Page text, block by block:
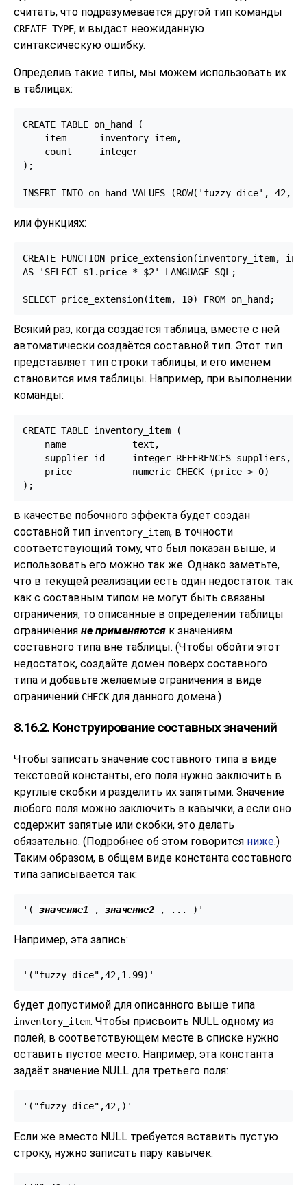
считать, что подразумевается другой тип команды
CREATE TYPE, и выдаст неожиданную
синтаксическую ошибку.
Определив такие типы, мы можем использовать их
в таблицах:
CREATE TABLE on_hand (
    item      inventory_item,
    count     integer
);
INSERT INTO on_hand VALUES (ROW('fuzzy dice', 42,
или функциях:
CREATE FUNCTION price_extension(inventory_item,
AS 'SELECT $1.price * $2' LANGUAGE SQL;
SELECT price_extension(item, 10) FROM on_hand;
Всякий раз, когда создаётся таблица, вместе с ней
автоматически создаётся составной тип. Этот тип
представляет тип строки таблицы, и его именем
становится имя таблицы. Например, при выполнении
команды:
CREATE TABLE inventory_item (
    name            text,
    supplier_id     integer REFERENCES suppliers,
    price           numeric CHECK (price > 0)
);
в качестве побочного эффекта будет создан
составной тип inventory_item, в точности
соответствующий тому, что был показан выше, и
использовать его можно так же. Однако заметьте,
что в текущей реализации есть один недостаток: так
как с составным типом не могут быть связаны
ограничения, то описанные в определении таблицы
ограничения не применяются к значениям
составного типа вне таблицы. (Чтобы обойти этот
недостаток, создайте домен поверх составного
типа и добавьте желаемые ограничения в виде
ограничений CHECKдля данного домена.)
8.16.2. Конструирование составных значений
Чтобы записать значение составного типа в виде
текстовой константы, его поля нужно заключить в
круглые скобки и разделить их запятыми. Значение
любого поля можно заключить в кавычки, а если оно
содержит запятые или скобки, это делать
обязательно. (Подробнее об этом говорится ниже.)
Таким образом, в общем виде константа составного
типа записывается так:
'( значение1 , значение2
Например, эта запись:
'("fuzzy dice",42,1.99)'
будет допустимой для описанного выше типа
inventory_item. Чтобы присвоить NULL одному из
полей, в соответствующем месте в списке нужно
оставить пустое место. Например, эта константа
задаёт значение NULL для третьего поля:
'("fuzzy dice",42,)'
Если же вместо NULL требуется вставить пустую
строку, нужно записать пару кавычек: